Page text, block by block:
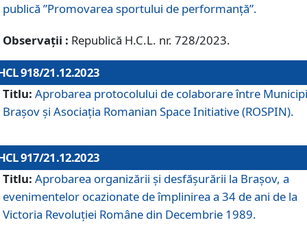
publică ”Promovarea sportului de performanță”.
Observații : Republică H.C.L. nr. 728/2023.
918/21.12.2023
Titlu: Aprobarea protocolului de colaborare între
Brașov și Asociația Romanian Space Initiative (ROSPIN).
917/21.12.2023
Titlu: Aprobarea organizării şi desfăşurării la Braşov, a
evenimentelor ocazionate de împlinirea a 34 de ani de la
Victoria Revoluţiei Române din Decembrie 1989.